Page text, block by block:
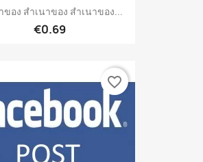
ของ สำเนาของ สำเนาของ...
€0.69
favorite_border